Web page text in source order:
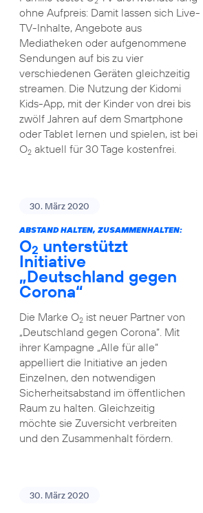
ohne Aufpreis: Damit lassen sich Live-
TV-Inhalte, Angebote aus
Mediatheken oder aufgenommene
Sendungen auf bis zu vier
verschiedenen Geräten gleichzeitig
streamen. Die Nutzung der Kidomi
Kids-App, mit der Kinder von drei bis
zwölf Jahren auf dem Smartphone
oder Tablet lernen und spielen, ist bei
O2aktuell für 30 Tage kostenfrei.
30. März 2020
ABSTAND HALTEN, ZUSAMMENHALTEN:
O2 unterstützt
Initiative
„Deutschland gegen
Corona“
Die Marke O2ist neuer Partner von
„Deutschland gegen Corona“. Mit
ihrer Kampagne „Alle für alle“
appelliert die Initiative an jeden
Einzelnen, den notwendigen
Sicherheitsabstand im öffentlichen
Raum zu halten. Gleichzeitig
möchte sie Zuversicht verbreiten
und den Zusammenhalt fördern.
30. März 2020